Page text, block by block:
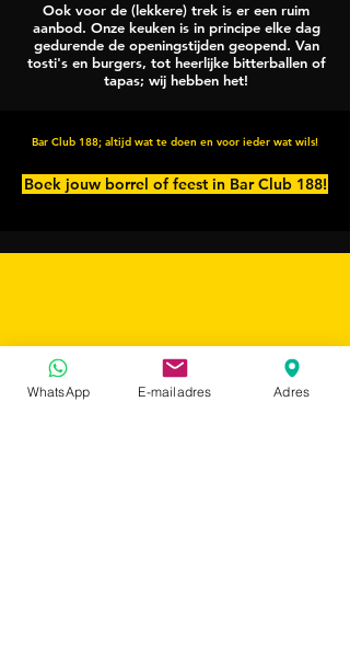
Ook voor de (lekkere) trek is er een ruim
aanbod. Onze keuken is in principe elke dag
gedurende de openingstijden geopend. Van
tosti's en burgers, tot heerlijke bitterballen of
tapas; wij hebben het!
Bar Club 188; altijd wat te doen en voor ieder wat wils!
Boek jouw borrel of feest in Bar Club 188!
WhatsApp E-mailadres Adres